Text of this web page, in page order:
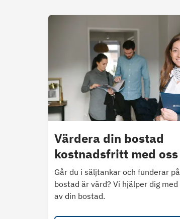
Värdera din bostad
kostnadsfritt med oss
Går du i säljtankar och funderar
bostad är värd? Vi hjälper dig
av din bostad.